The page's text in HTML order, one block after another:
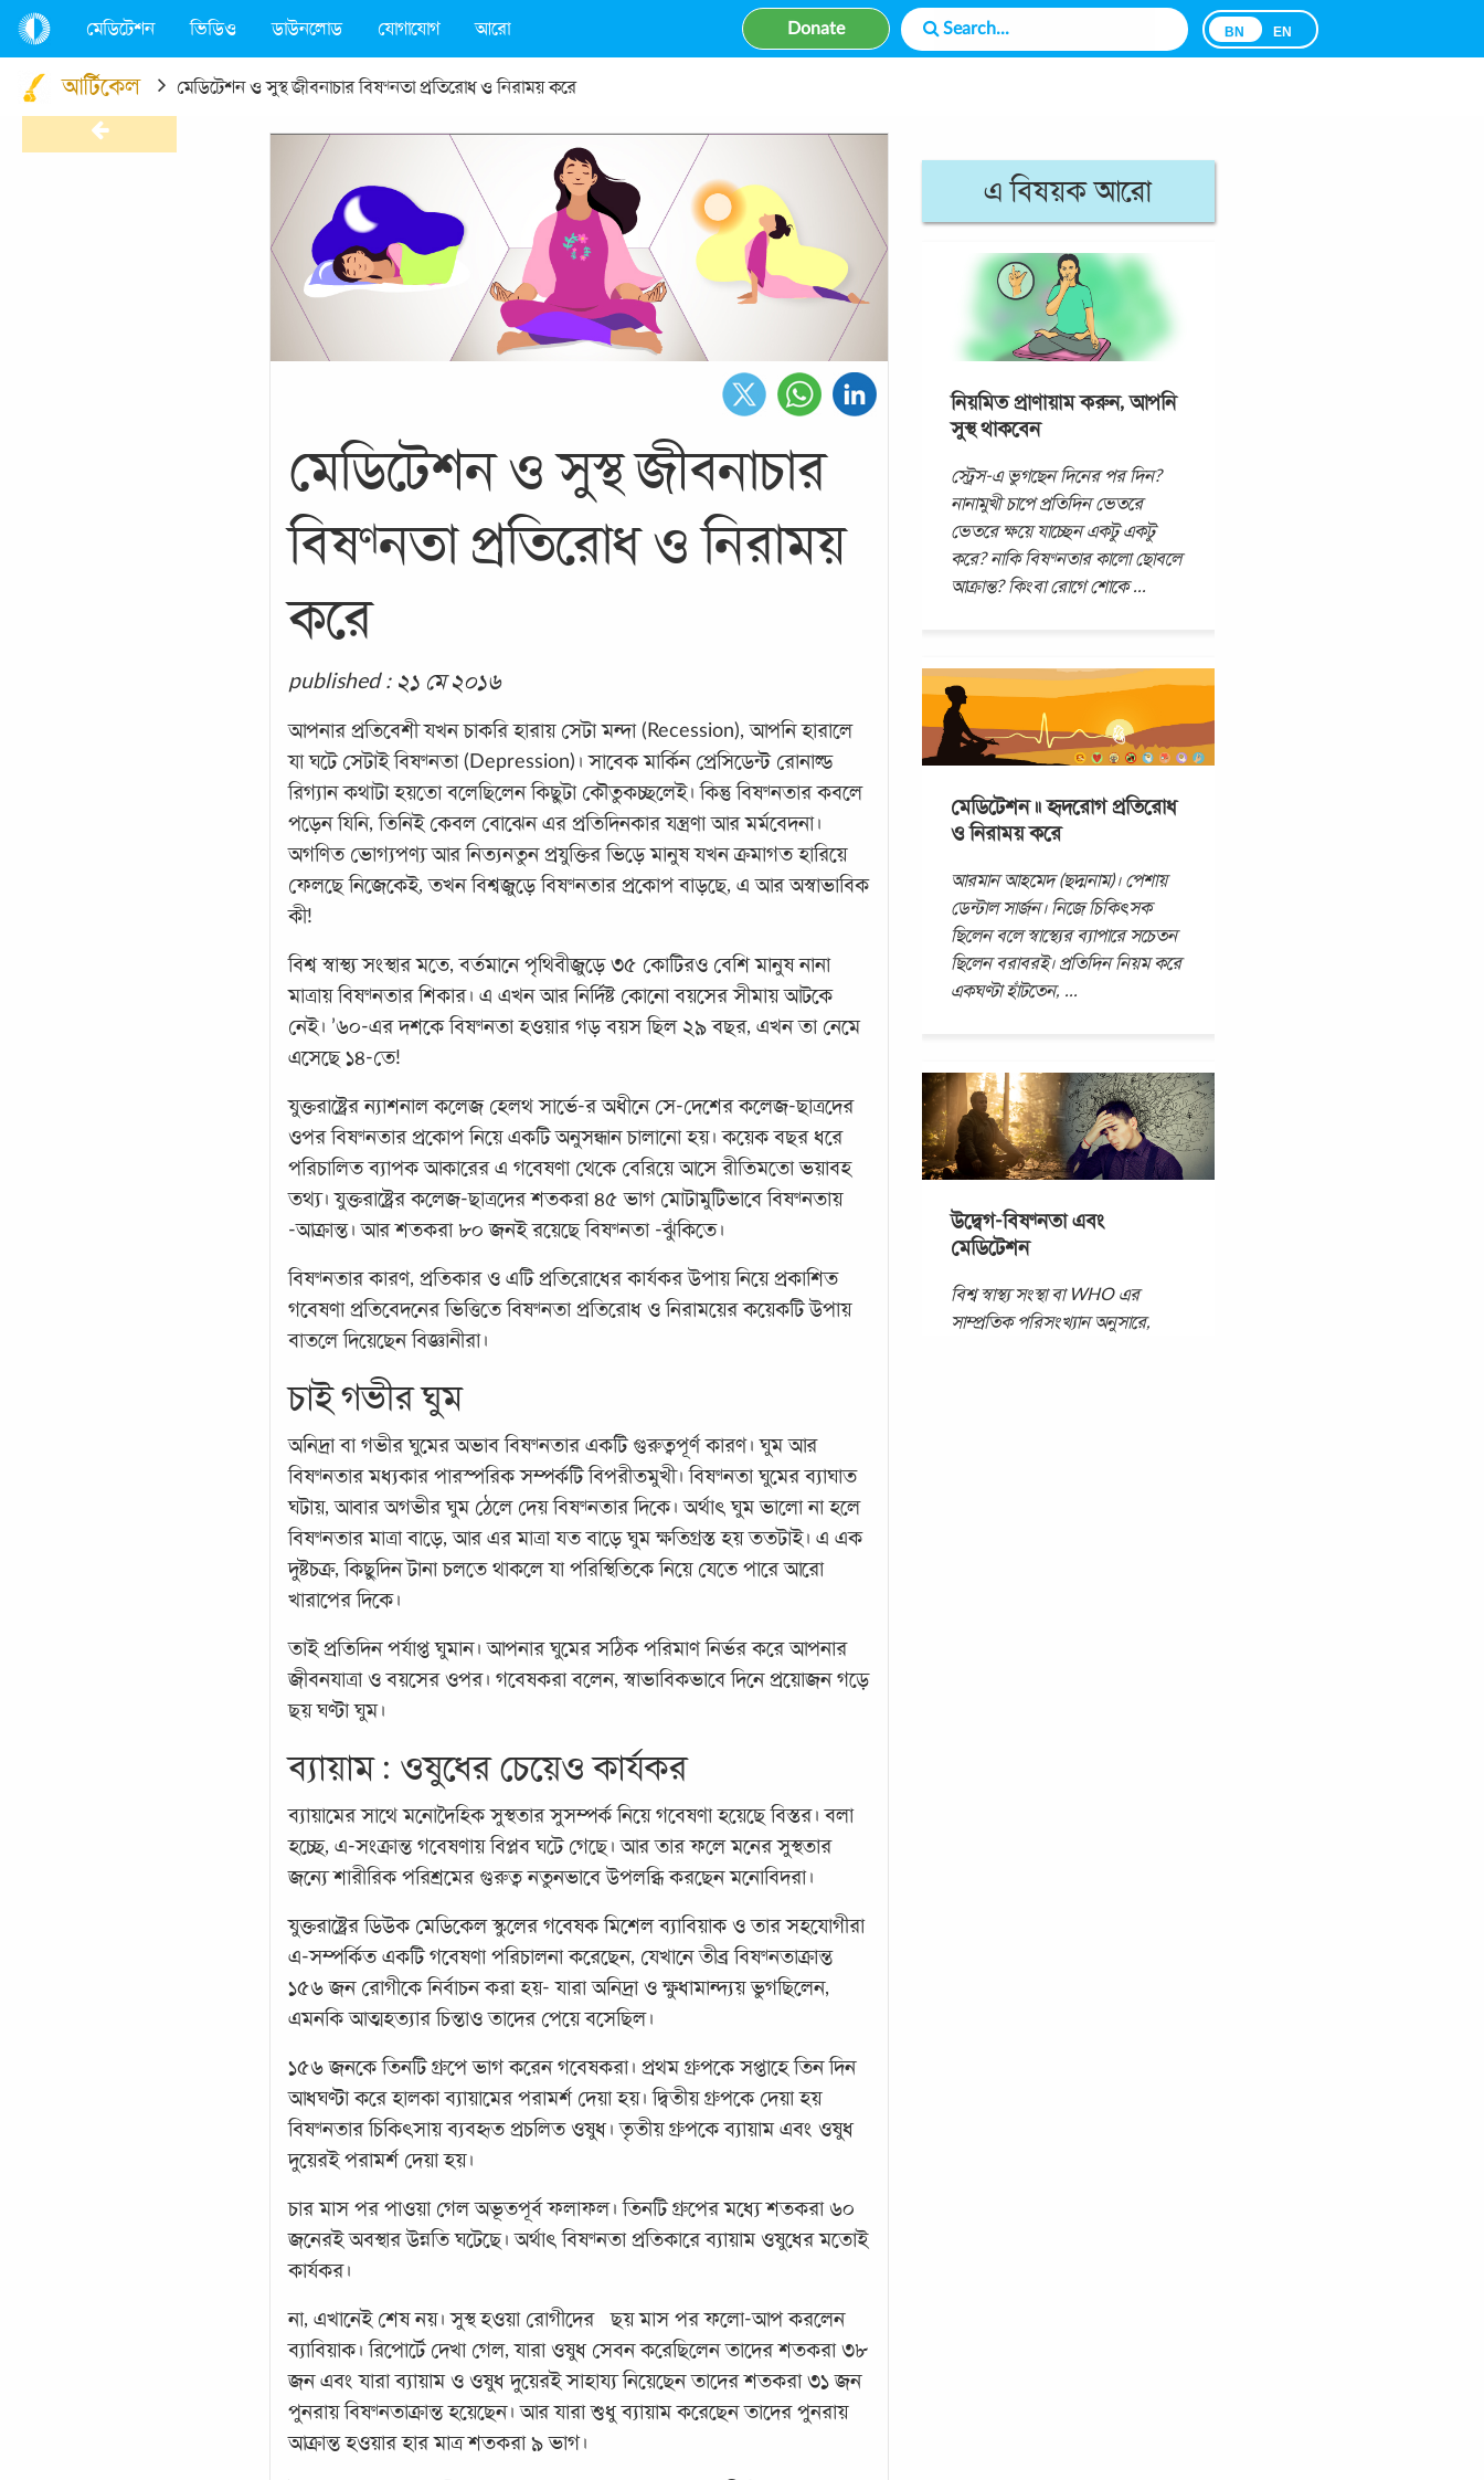
মেডিটেশন ভিডিও ডাউনলোড যোগাযোগ আরো Donate BN EN
আর্টিকেল মেডিটেশন ও সুস্থ জীবনাচার বিষণ্নতা প্রতিরোধ ও নিরাময় করে
মেডিটেশন ও সুস্থ জীবনাচার
বিষণ্নতা প্রতিরোধ ও নিরাময়
করে
published : ২১ মে ২০১৬
আপনার প্রতিবেশী যখন চাকরি হারায় সেটা মন্দা (Recession), আপনি হারালে
যা ঘটে সেটাই বিষণ্নতা (Depression)। সাবেক মার্কিন প্রেসিডেন্ট রোনাল্ড
রিগ্যান কথাটা হয়তো বলেছিলেন কিছুটা কৌতুকচ্ছলেই। কিন্তু বিষণ্নতার কবলে
পড়েন যিনি, তিনিই কেবল বোঝেন এর প্রতিদিনকার যন্ত্রণা আর মর্মবেদনা।
অগণিত ভোগ্যপণ্য আর নিত্যনতুন প্রযুক্তির ভিড়ে মানুষ যখন ক্রমাগত হারিয়ে
ফেলছে নিজেকেই, তখন বিশ্বজুড়ে বিষণ্নতার প্রকোপ বাড়ছে, এ আর অস্বাভাবিক
কী!
বিশ্ব স্বাস্থ্য সংস্থার মতে, বর্তমানে পৃথিবীজুড়ে ৩৫ কোটিরও বেশি মানুষ নানা
মাত্রায় বিষণ্নতার শিকার। এ এখন আর নির্দিষ্ট কোনো বয়সের সীমায় আটকে
নেই। ’৬০-এর দশকে বিষণ্নতা হওয়ার গড় বয়স ছিল ২৯ বছর, এখন তা নেমে
এসেছে ১৪-তে!
যুক্তরাষ্ট্রের ন্যাশনাল কলেজ হেলথ সার্ভে-র অধীনে সে-দেশের কলেজ-ছাত্রদের
ওপর বিষণ্নতার প্রকোপ নিয়ে একটি অনুসন্ধান চালানো হয়। কয়েক বছর ধরে
পরিচালিত ব্যাপক আকারের এ গবেষণা থেকে বেরিয়ে আসে রীতিমতো ভয়াবহ
তথ্য। যুক্তরাষ্ট্রের কলেজ-ছাত্রদের শতকরা ৪৫ ভাগ মোটামুটিভাবে বিষণ্নতায়
-আক্রান্ত। আর শতকরা ৮০ জনই রয়েছে বিষণ্নতা -ঝুঁকিতে।
বিষণ্নতার কারণ, প্রতিকার ও এটি প্রতিরোধের কার্যকর উপায় নিয়ে প্রকাশিত
গবেষণা প্রতিবেদনের ভিত্তিতে বিষণ্নতা প্রতিরোধ ও নিরাময়ের কয়েকটি উপায়
বাতলে দিয়েছেন বিজ্ঞানীরা।
চাই গভীর ঘুম
অনিদ্রা বা গভীর ঘুমের অভাব বিষণ্নতার একটি গুরুত্বপূর্ণ কারণ। ঘুম আর
বিষণ্নতার মধ্যকার পারস্পরিক সম্পর্কটি বিপরীতমুখী। বিষণ্নতা ঘুমের ব্যাঘাত
ঘটায়, আবার অগভীর ঘুম ঠেলে দেয় বিষণ্নতার দিকে। অর্থাৎ ঘুম ভালো না হলে
বিষণ্নতার মাত্রা বাড়ে, আর এর মাত্রা যত বাড়ে ঘুম ক্ষতিগ্রস্ত হয় ততটাই। এ এক
দুষ্টচক্র, কিছুদিন টানা চলতে থাকলে যা পরিস্থিতিকে নিয়ে যেতে পারে আরো
খারাপের দিকে।
তাই প্রতিদিন পর্যাপ্ত ঘুমান। আপনার ঘুমের সঠিক পরিমাণ নির্ভর করে আপনার
জীবনযাত্রা ও বয়সের ওপর। গবেষকরা বলেন, স্বাভাবিকভাবে দিনে প্রয়োজন গড়ে
ছয় ঘণ্টা ঘুম।
ব্যায়াম : ওষুধের চেয়েও কার্যকর
ব্যায়ামের সাথে মনোদৈহিক সুস্থতার সুসম্পর্ক নিয়ে গবেষণা হয়েছে বিস্তর। বলা
হচ্ছে, এ-সংক্রান্ত গবেষণায় বিপ্লব ঘটে গেছে। আর তার ফলে মনের সুস্থতার
জন্যে শারীরিক পরিশ্রমের গুরুত্ব নতুনভাবে উপলব্ধি করছেন মনোবিদরা।
যুক্তরাষ্ট্রের ডিউক মেডিকেল স্কুলের গবেষক মিশেল ব্যাবিয়াক ও তার সহযোগীরা
এ-সম্পর্কিত একটি গবেষণা পরিচালনা করেছেন, যেখানে তীব্র বিষণ্নতাক্রান্ত
১৫৬ জন রোগীকে নির্বাচন করা হয়- যারা অনিদ্রা ও ক্ষুধামান্দ্যয় ভুগছিলেন,
এমনকি আত্মহত্যার চিন্তাও তাদের পেয়ে বসেছিল।
১৫৬ জনকে তিনটি গ্রুপে ভাগ করেন গবেষকরা। প্রথম গ্রুপকে সপ্তাহে তিন দিন
আধঘণ্টা করে হালকা ব্যায়ামের পরামর্শ দেয়া হয়। দ্বিতীয় গ্রুপকে দেয়া হয়
বিষণ্নতার চিকিৎসায় ব্যবহৃত প্রচলিত ওষুধ। তৃতীয় গ্রুপকে ব্যায়াম এবং ওষুধ
দুয়েরই পরামর্শ দেয়া হয়।
চার মাস পর পাওয়া গেল অভূতপূর্ব ফলাফল। তিনটি গ্রুপের মধ্যে শতকরা ৬০
জনেরই অবস্থার উন্নতি ঘটেছে। অর্থাৎ বিষণ্নতা প্রতিকারে ব্যায়াম ওষুধের মতোই
কার্যকর।
না, এখানেই শেষ নয়। সুস্থ হওয়া রোগীদের ছয় মাস পর ফলো-আপ করলেন
ব্যাবিয়াক। রিপোর্টে দেখা গেল, যারা ওষুধ সেবন করেছিলেন তাদের শতকরা ৩৮
জন এবং যারা ব্যায়াম ও ওষুধ দুয়েরই সাহায্য নিয়েছেন তাদের শতকরা ৩১ জন
পুনরায় বিষণ্নতাক্রান্ত হয়েছেন। আর যারা শুধু ব্যায়াম করেছেন তাদের পুনরায়
আক্রান্ত হওয়ার হার মাত্র শতকরা ৯ ভাগ।
এ বিষয়ক আরো
নিয়মিত প্রাণায়াম করুন, আপনি
সুস্থ থাকবেন
স্ট্রেস-এ ভুগছেন দিনের পর দিন?
নানামুখী চাপে প্রতিদিন ভেতরে
ভেতরে ক্ষয়ে যাচ্ছেন একটু একটু
করে? নাকি বিষণ্নতার কালো ছোবলে
আক্রান্ত? কিংবা রোগে শোকে...
মেডিটেশন ॥ হৃদরোগ প্রতিরোধ
ও নিরাময় করে
আরমান আহমেদ (ছদ্মনাম)। পেশায়
ডেন্টাল সার্জন। নিজে চিকিৎসক
ছিলেন বলে স্বাস্থ্যের ব্যাপারে সচেতন
ছিলেন বরাবরই। প্রতিদিন নিয়ম করে
একঘণ্টা হাঁটতেন, ...
উদ্বেগ-বিষণ্নতা এবং
মেডিটেশন
বিশ্ব স্বাস্থ্য সংস্থা বা WHO এর
সাম্প্রতিক পরিসংখ্যান অনুসারে,